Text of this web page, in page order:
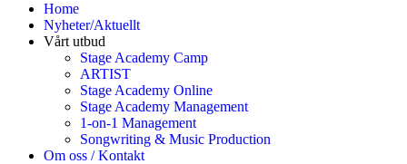
Home
Nyheter/Aktuellt
Vårt utbud
Stage Academy Camp
ARTIST
Stage Academy Online
Stage Academy Management
1-on-1 Management
Songwriting & Music Production
Om oss / Kontakt